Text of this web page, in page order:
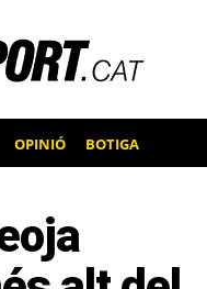
OPINIÓ BOTIGA